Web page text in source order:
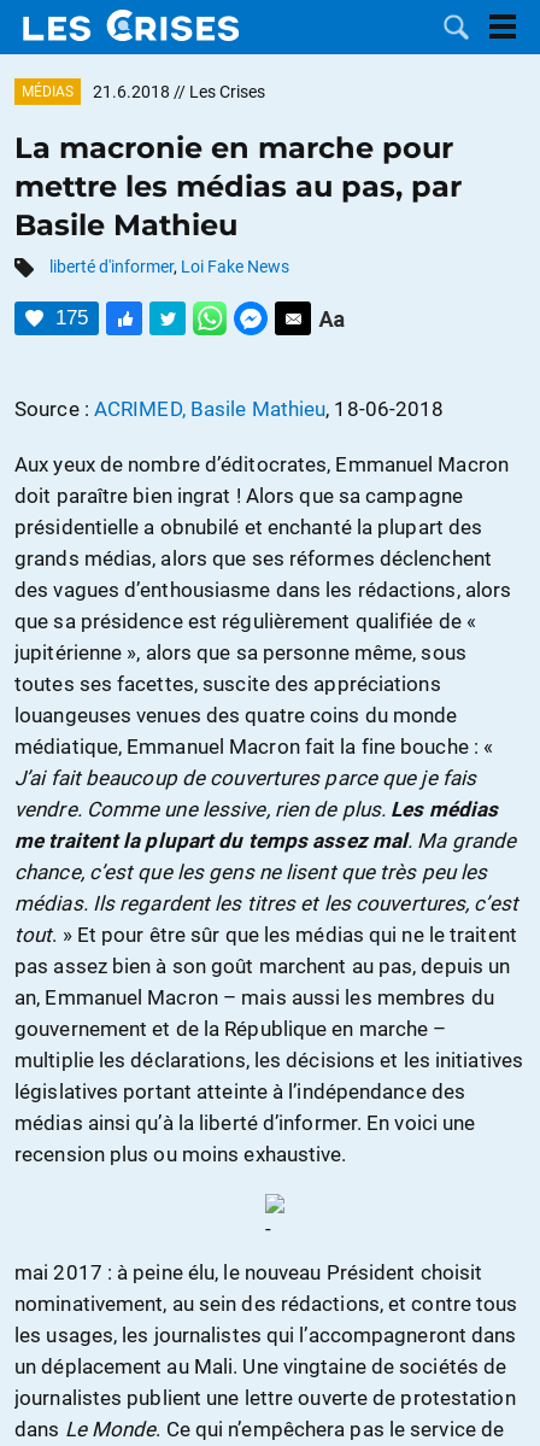
DOSSIERS
CATÉGORIES
MOTS CLÉS
DON
MÉDIAS 21.6.2018 // Les Crises
La macronie en marche pour
mettre les médias au pas, par
Basile Mathieu
liberté d'informer, Loi Fake News
175
Source : ACRIMED, Basile Mathieu, 18-06-2018
Aux yeux de nombre d’éditocrates, Emmanuel Macron
doit paraître bien ingrat ! Alors que sa campagne
présidentielle a obnubilé et enchanté la plupart des
grands médias, alors que ses réformes déclenchent
des vagues d’enthousiasme dans les rédactions, alors
que sa présidence est régulièrement qualifiée de «
jupitérienne », alors que sa personne même, sous
toutes ses facettes, suscite des appréciations
louangeuses venues des quatre coins du monde
médiatique, Emmanuel Macron fait la fine bouche : «
J’ai fait beaucoup de couvertures parce que je fais
vendre. Comme une lessive, rien de plus. Les médias
me traitent la plupart du temps assez mal. Ma grande
chance, c’est que les gens ne lisent que très peu les
médias. Ils regardent les titres et les couvertures, c’est
tout. » Et pour être sûr que les médias qui ne le traitent
pas assez bien à son goût marchent au pas, depuis un
an, Emmanuel Macron – mais aussi les membres du
gouvernement et de la République en marche –
multiplie les déclarations, les décisions et les initiatives
législatives portant atteinte à l’indépendance des
médias ainsi qu’à la liberté d’informer. En voici une
recension plus ou moins exhaustive.
mai 2017 : à peine élu, le nouveau Président choisit
nominativement, au sein des rédactions, et contre tous
les usages, les journalistes qui l’accompagneront dans
un déplacement au Mali. Une vingtaine de sociétés de
journalistes publient une lettre ouverte de protestation
dans Le Monde. Ce qui n’empêchera pas le service de